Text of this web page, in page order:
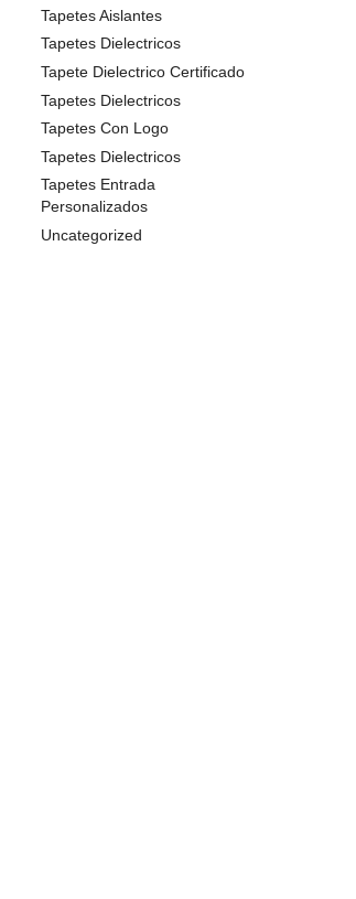
Tapetes Aislantes
Tapetes Dielectricos
Tapete Dielectrico Certificado
Tapetes Dielectricos
Tapetes Con Logo
Tapetes Dielectricos
Tapetes Entrada
Personalizados
Uncategorized